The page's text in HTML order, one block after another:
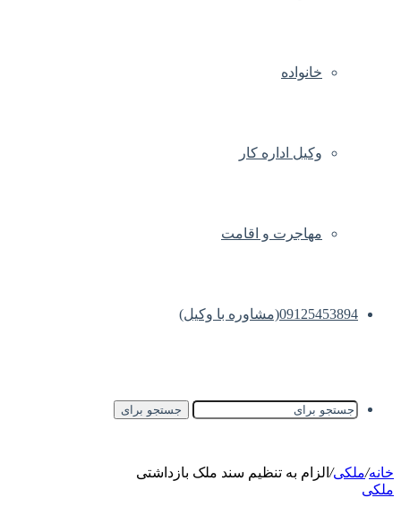
خانواده
وکیل اداره کار
مهاجرت و اقامت
09125453894(مشاوره با وکیل)
جستجو برای
خانه/ملکی/ الزام به تنظیم سند ملک بازداشتی
ملکی